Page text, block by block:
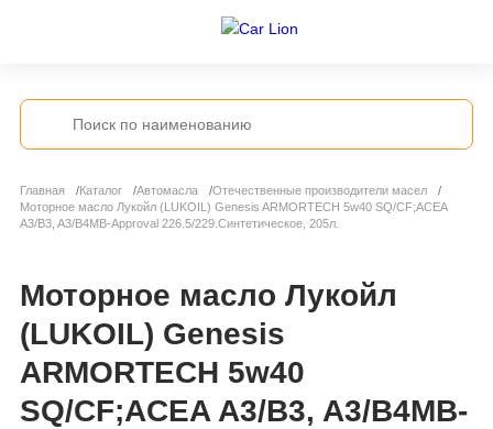
Главная Каталог Автомасла
Отечественные производители масел
Моторное масло Лукойл (LUKOIL) Genesis ARMORTECH 5w40 SQ/CF;ACEA
A3/B3, A3/B4MB-Approval 226.5/229.Синтетическое, 205л.
Моторное масло Лукойл
(LUKOIL) Genesis
ARMORTECH 5w40
SQ/CF;ACEA A3/B3, A3/B4MB-